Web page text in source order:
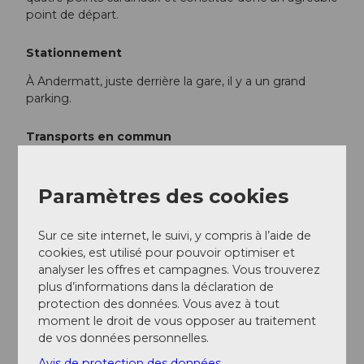
point de départ.
Stationnement
À Andermatt, juste derrière la gare, il y a un grand
parking.
Transports en commun
train. L'horaire est le suivant :Horaire des CFF
Informations supplémentaires / Liens
Pour toute autre question, n'hésitez pas à contacter :
Région de vacances Andermatt, +41 41 888 71
00,info@andermatt.swiss
Paramètres des cookies
Sur ce site internet, le suivi, y compris à l’aide de
cookies, est utilisé pour pouvoir optimiser et
analyser les offres et campagnes. Vous trouverez
plus d’informations dans la déclaration de
protection des données. Vous avez à tout
moment le droit de vous opposer au traitement
de vos données personnelles.